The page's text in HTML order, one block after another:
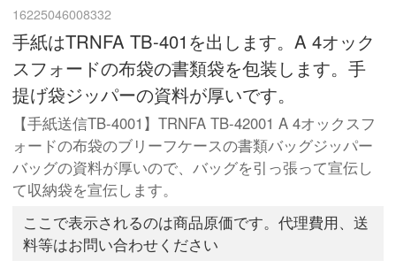
16225046008332
手紙はTRNFA TB-401を出します。A 4オック
スフォードの布袋の書類袋を包装します。手
提げ袋ジッパーの資料が厚いです。
【手紙送信TB-4001】TRNFA TB-42001 A 4オックスフ
ォードの布袋のブリーフケースの書類バッグジッパー
バッグの資料が厚いので、バッグを引っ張って宣伝し
て収納袋を宣伝します。
ここで表示されるのは商品原価です。代理費用、送
料等はお問い合わせください